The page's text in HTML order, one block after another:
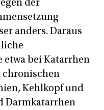
der
anders. Daraus
etwa bei Katarrhen
chronischen
Kehlkopf und
Darmkatarrhen